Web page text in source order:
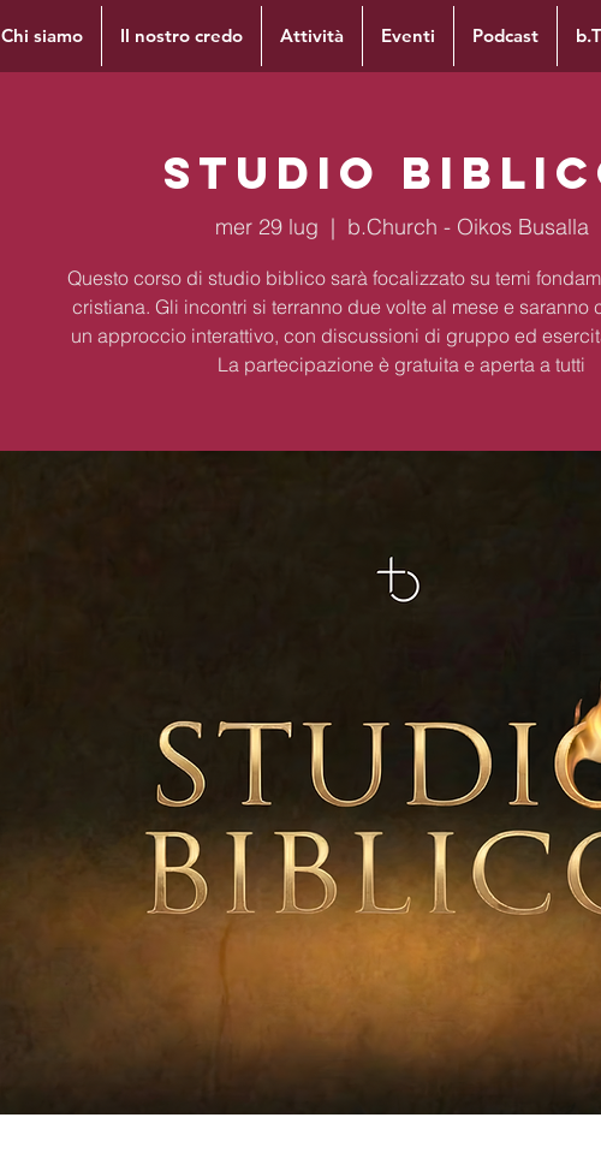
Chi siamo Il nostro credo Attività Eventi Podcast
Studio
mer 29 lug
  |
b.Church - Oikos Busalla
Questo corso di studio biblico sarà focalizzato su temi
cristiana. Gli incontri si terranno due volte al mese e saranno
un approccio interattivo, con discussioni di gruppo ed
La partecipazione è gratuita e aperta a tutti